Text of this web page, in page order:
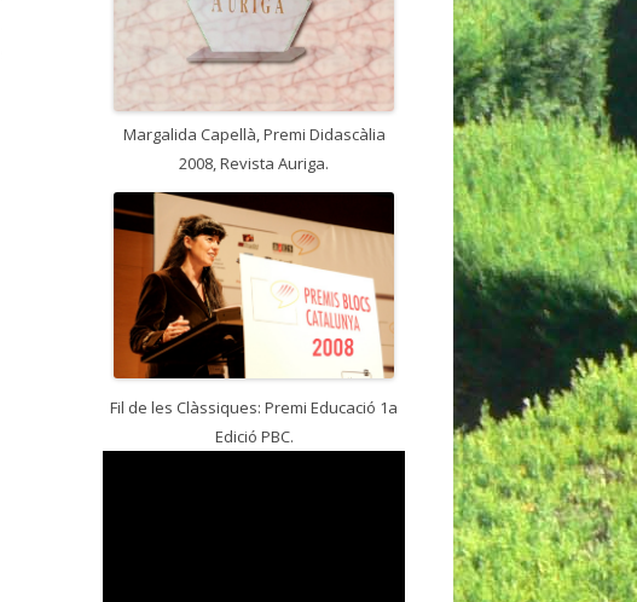
Margalida Capellà, Premi Didascàlia
2008, Revista Auriga.
Fil de les Clàssiques: Premi Educació 1a
Edició PBC.